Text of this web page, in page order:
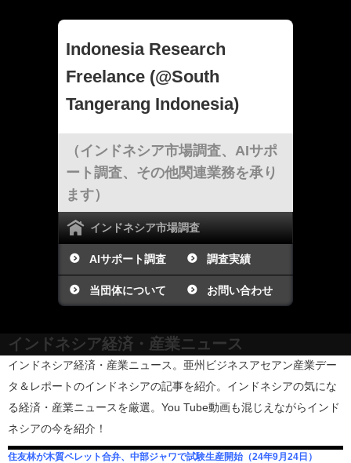
Indonesia Research
Freelance (@South
Tangerang Indonesia)
（インドネシア市場調査、AIサポ
ート調査、その他関連業務を承り
ます）
インドネシア市場調査
AIサポート調査 調査実績
当団体について お問い合わせ
インドネシア経済・産業ニュース
インドネシア経済・産業ニュース。亜州ビジネスアセアン産業デー
タ＆レポートのインドネシアの記事を紹介。インドネシアの気にな
る経済・産業ニュースを厳選。You Tube動画も混じえながらインド
ネシアの今を紹介！
住友林が木質ペレット合弁、中部ジャワで試験生産開始（24年9月24日）